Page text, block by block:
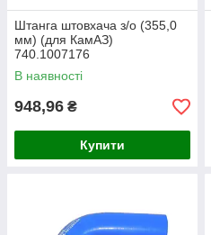
Штанга штовхача з/о (355,0
мм) (для КамАЗ)
740.1007176
В наявності
948,96 ₴
Купити